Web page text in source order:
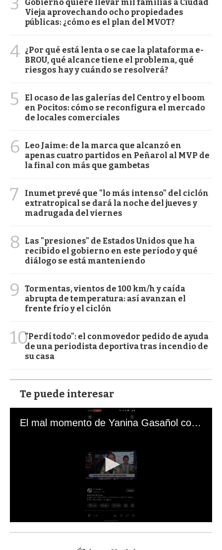
Gobierno quiere llevar mil familias a Ciudad
Vieja aprovechando ocho propiedades
públicas: ¿cómo es el plan del MVOT?
4 ¿Por qué está lenta o se cae la plataforma e-
BROU, qué alcance tiene el problema, qué
riesgos hay y cuándo se resolverá?
5
El ocaso de las galerías del Centro y el boom
en Pocitos: cómo se reconfigura el mercado
de locales comerciales
6
Leo Jaime: de la marca que alcanzó en
apenas cuatro partidos en Peñarol al MVP de
la final con más que gambetas
7
Inumet prevé que "lo más intenso" del ciclón
extratropical se dará la noche del jueves y
madrugada del viernes
8
Las "presiones" de Estados Unidos que ha
recibido el gobierno en este período y qué
diálogo se está manteniendo
9
Tormentas, vientos de 100 km/h y caída
abrupta de temperatura: así avanzan el
frente frío y el ciclón
10"Perdí todo": el conmovedor pedido de ayuda
de una periodista deportiva tras incendio de
su casa
Te puede interesar
El mal momento de Yanina Gasañol con un hincha argentino en "Subrayado"
s